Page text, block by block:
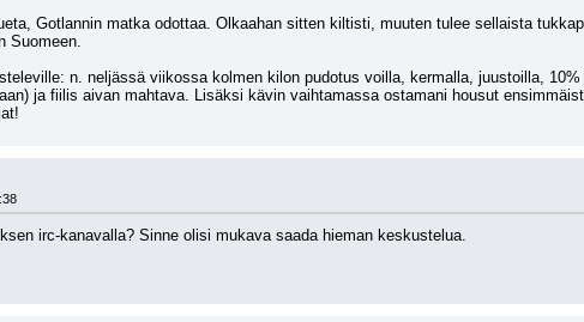
Gotlannin matka odottaa. Olkaahan sitten kiltisti, muuten tulee sellaista
Suomeen.
n. neljässä viikossa kolmen kilon pudotus voilla, kermalla, juustoilla,
ja fiilis aivan mahtava. Lisäksi kävin vaihtamassa ostamani housut
irc-kanavalla? Sinne olisi mukava saada hieman keskustelua.